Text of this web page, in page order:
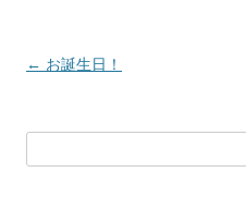
投稿ナビゲーション
← お誕生日！